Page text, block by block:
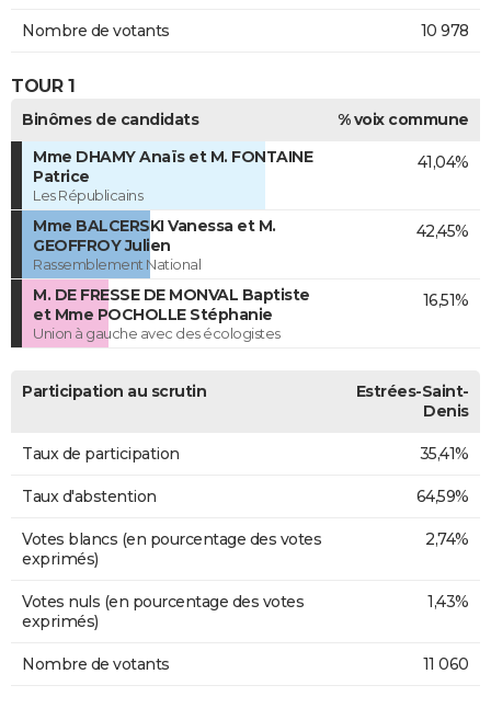
Nombre de votants 10 978
TOUR 1
Binômes de candidats
% voix commune
Mme DHAMY Anaïs et M. FONTAINE
Patrice
Les Républicains
41,04%
Mme BALCERSKI Vanessa et M.
GEOFFROY Julien
Rassemblement National
42,45%
M. DE FRESSE DE MONVAL Baptiste
et Mme POCHOLLE Stéphanie
Union à gauche avec des écologistes
16,51%
Participation au scrutin
Estrées-Saint-
Denis
Taux de participation 35,41%
Taux d'abstention 64,59%
Votes blancs (en pourcentage des votes
exprimés)
2,74%
Votes nuls (en pourcentage des votes
exprimés)
1,43%
Nombre de votants 11 060